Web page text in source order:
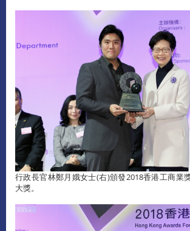
行政長官林鄭月娥女士(右)頒發2018香港工商業
大獎。